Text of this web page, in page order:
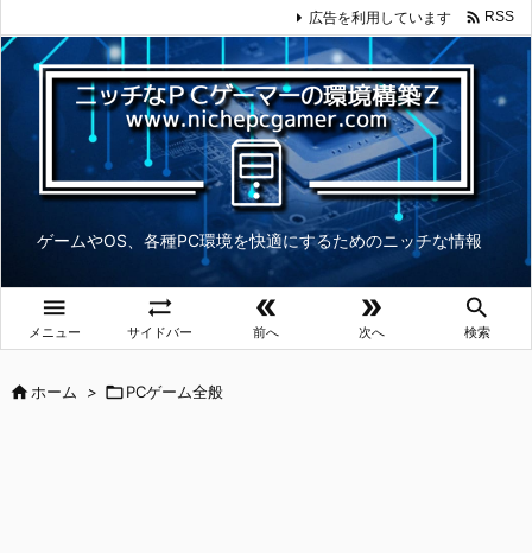
ゲームやOS、各種PC環境を快適にするためのニッチな情報

メニュー

サイドバー

前へ

次へ

検索
広告を利用しています  RSS
ホーム > PCゲーム全般